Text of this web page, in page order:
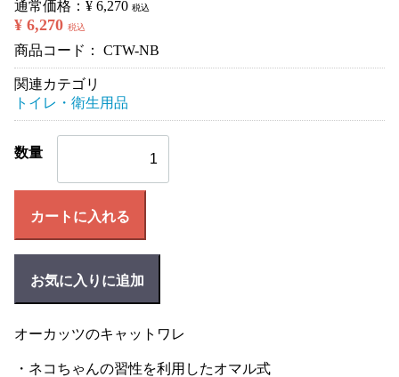
通常価格： ¥ 6,270 税込
¥ 6,270 税込
商品コード： CTW-NB
関連カテゴリ
トイレ・衛生用品
数量
カートに入れる
お気に入りに追加
オーカッツのキャットワレ
・ネコちゃんの習性を利用したオマル式